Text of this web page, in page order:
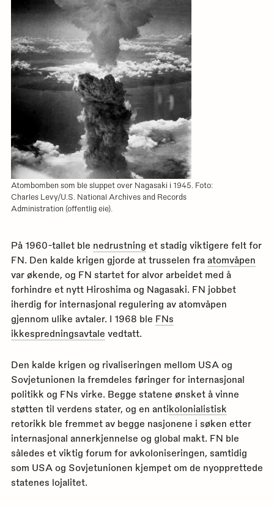
Atombomben som ble sluppet over Nagasaki i 1945. Foto:
Charles Levy/U.S. National Archives and Records
Administration (offentlig eie).
På 1960-tallet ble nedrustning et stadig viktigere felt for
FN. Den kalde krigen gjorde at trusselen fra atomvåpen
var økende, og FN startet for alvor arbeidet med å
forhindre et nytt Hiroshima og Nagasaki. FN jobbet
iherdig for internasjonal regulering av atomvåpen
gjennom ulike avtaler. I 1968 ble FNs
ikkespredningsavtale vedtatt.
Den kalde krigen og rivaliseringen mellom USA og
Sovjetunionen la fremdeles føringer for internasjonal
politikk og FNs virke. Begge statene ønsket å vinne
støtten til verdens stater, og en antikolonialistisk
retorikk ble fremmet av begge nasjonene i søken etter
internasjonal annerkjennelse og global makt. FN ble
således et viktig forum for avkoloniseringen, samtidig
som USA og Sovjetunionen kjempet om de nyopprettede
statenes lojalitet.